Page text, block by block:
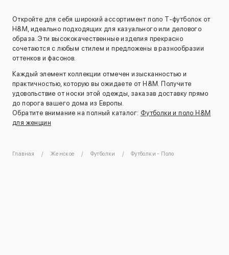
Откройте для себя широкий ассортимент поло Т-футболок от
H&M, идеально подходящих для казуального или делового
образа. Эти высококачественные изделия прекрасно
сочетаются с любым стилем и предложены в разнообразии
оттенков и фасонов.
Каждый элемент коллекции отмечен изысканностью и
практичностью, которую вы ожидаете от H&M. Получите
удовольствие от носки этой одежды, заказав доставку прямо
до порога вашего дома из Европы.
Обратите внимание на полный каталог: Футболки и поло H&M
для женщин
Главная Женское Футболки Футболки - Поло